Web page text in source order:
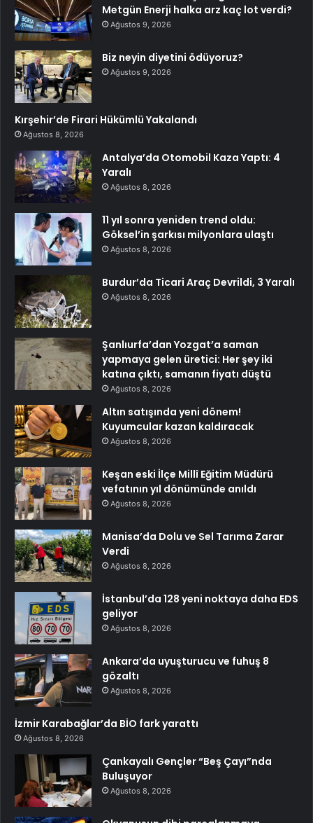
Metgün Enerji halka arz kaç lot verdi?
Ağustos 9, 2026
Biz neyin diyetini ödüyoruz?
Ağustos 9, 2026
Kırşehir’de Firari Hükümlü Yakalandı
Ağustos 8, 2026
Antalya’da Otomobil Kaza Yaptı: 4
Yaralı
Ağustos 8, 2026
11 yıl sonra yeniden trend oldu:
Göksel’in şarkısı milyonlara ulaştı
Ağustos 8, 2026
Burdur’da Ticari Araç Devrildi, 3 Yaralı
Ağustos 8, 2026
Şanlıurfa’dan Yozgat’a saman
yapmaya gelen üretici: Her şey iki
katına çıktı, samanın fiyatı düştü
Ağustos 8, 2026
Altın satışında yeni dönem!
Kuyumcular kazan kaldıracak
Ağustos 8, 2026
Keşan eski İlçe Millî Eğitim Müdürü
vefatının yıl dönümünde anıldı
Ağustos 8, 2026
Manisa’da Dolu ve Sel Tarıma Zarar
Verdi
Ağustos 8, 2026
İstanbul’da 128 yeni noktaya daha EDS
geliyor
Ağustos 8, 2026
Ankara’da uyuşturucu ve fuhuş 8
gözaltı
Ağustos 8, 2026
İzmir Karabağlar’da BİO fark yarattı
Ağustos 8, 2026
Çankayalı Gençler “Beş Çayı”nda
Buluşuyor
Ağustos 8, 2026